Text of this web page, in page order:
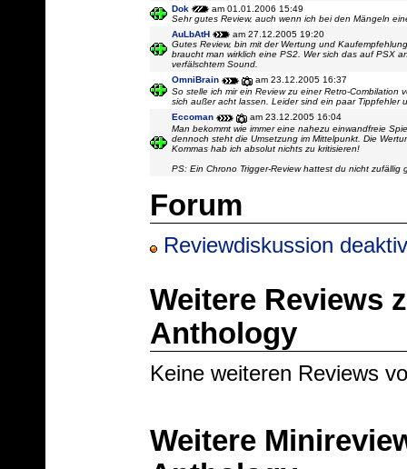
Dok
am 01.01.2006 15:49
Sehr gutes Review, auch wenn ich bei den Mängeln
AuLbAtH
am 27.12.2005 19:20
Gutes Review, bin mit der Wertung und
braucht man wirklich eine PS2. Wer sich das auf PSX
verfälschtem Sound.
OmniBrain
am 23.12.2005 16:37
So stelle ich mir ein Review zu einer Retro-
sich außer acht lassen. Leider sind ein paar Tippfehler
Eccoman
am 23.12.2005 16:04
Man bekommt wie immer eine nahezu einwandfreie
dennoch steht die Umsetzung im Mittelpunkt. Die
Kommas hab ich absolut nichts zu kritisieren!
PS: Ein Chrono Trigger-Review hattest du nicht zufällig
Forum
Reviewdiskussion
Weitere Reviews
Anthology
Keine weiteren Reviews
Weitere